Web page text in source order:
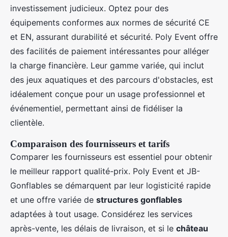
investissement judicieux. Optez pour des
équipements conformes aux normes de sécurité CE
et EN, assurant durabilité et sécurité. Poly Event offre
des facilités de paiement intéressantes pour alléger
la charge financière. Leur gamme variée, qui inclut
des jeux aquatiques et des parcours d'obstacles, est
idéalement conçue pour un usage professionnel et
événementiel, permettant ainsi de fidéliser la
clientèle.
Comparaison des fournisseurs et tarifs
Comparer les fournisseurs est essentiel pour obtenir
le meilleur rapport qualité-prix. Poly Event et JB-
Gonflables se démarquent par leur logisticité rapide
et une offre variée de structures gonflables
adaptées à tout usage. Considérez les services
après-vente, les délais de livraison, et si le château